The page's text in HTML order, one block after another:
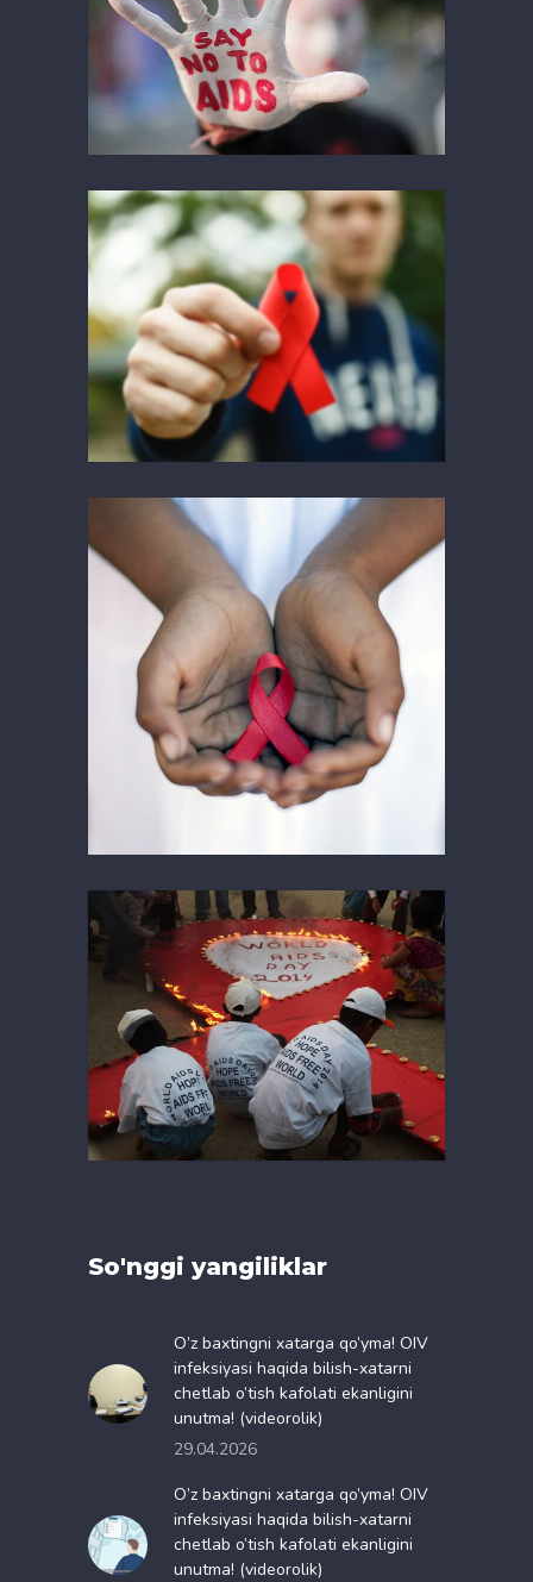
So'nggi yangiliklar
O’z baxtingni xatarga qo’yma! OIV
infeksiyasi haqida bilish-xatarni
chetlab o’tish kafolati ekanligini
unutma! (videorolik)
29.04.2026
O’z baxtingni xatarga qo’yma! OIV
infeksiyasi haqida bilish-xatarni
chetlab o’tish kafolati ekanligini
unutma! (videorolik)